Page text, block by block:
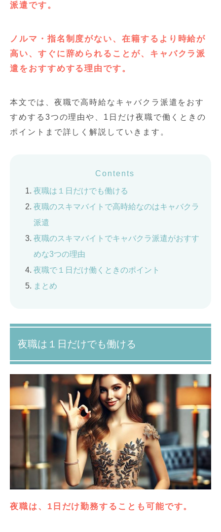
派遣です。
ノルマ・指名制度がない、在籍するより時給が
高い、すぐに辞められることが、キャバクラ派
遣をおすすめする理由です。
本文では、夜職で高時給なキャバクラ派遣をおす
すめする3つの理由や、1日だけ夜職で働くときの
ポイントまで詳しく解説していきます。
Contents
夜職は１日だけでも働ける
夜職のスキマバイトで高時給なのはキャバクラ
派遣
夜職のスキマバイトでキャバクラ派遣がおすす
めな3つの理由
夜職で１日だけ働くときのポイント
まとめ
夜職は１日だけでも働ける
夜職は、1日だけ勤務することも可能です。